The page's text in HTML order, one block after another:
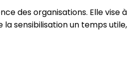
des organisations. Elle vise à
sensibilisation un temps utile,